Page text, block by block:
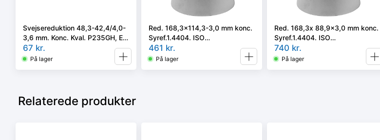
Svejsereduktion 48,3-42,4/4,0-
3,6 mm. Konc. Kval. P235GH, EN
10253-2 type B
67 kr.
På lager
Red. 168,3x114,3-3,0 mm konc.
Syref.1.4404. ISO
5251/EN10253-3 el. 4 i vort valg
461 kr.
På lager
Red. 168,3x 88,9x3,0 mm konc.
Syref.1.4404. ISO
5251/EN10253-3 el. 4 i vort valg
740 kr.
På lager
Relaterede produkter